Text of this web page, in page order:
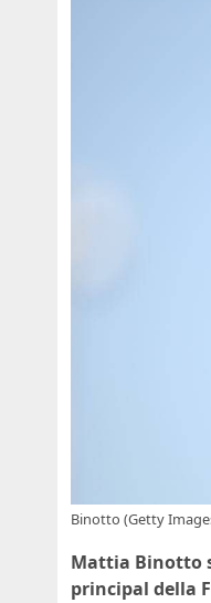
Binotto (Getty
Mattia Binotto
principal della